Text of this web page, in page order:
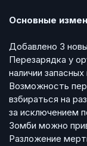
Основные
Добавлено 3
Перезарядка у
наличии запасных
Возможность
взбираться на
за исключением
Зомби можно
Разложение